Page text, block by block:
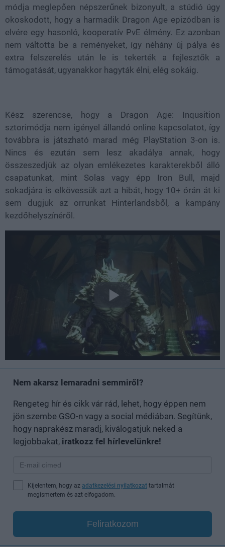
módja meglepően népszerűnek bizonyult, a stúdió úgy
okoskodott, hogy a harmadik Dragon Age epizódban is
elvére egy hasonló, kooperatív PvE élmény. Ez azonban
nem váltotta be a reményeket, így néhány új pálya és
extra felszerelés után le is tekerték a fejlesztők a
támogatását, ugyanakkor hagyták élni, elég sokáig.
Kész szerencse, hogy a Dragon Age: Inqusition
sztorimódja nem igényel állandó online kapcsolatot, így
továbbra is játszható marad még PlayStation 3-on is.
Nincs és ezután sem lesz akadálya annak, hogy
összeszedjük az olyan emlékezetes karakterekből álló
csapatunkat, mint Solas vagy épp Iron Bull, majd
sokadjára is elkövessük azt a hibát, hogy 10+ órán át ki
sem dugjuk az orrunkat Hinterlandsből, a kampány
kezdőhelyszínéről.
Nem akarsz lemaradni semmiről?
Rengeteg hír és cikk vár rád, lehet, hogy éppen nem
jön szembe GSO-n vagy a social médiában. Segítünk,
hogy naprakész maradj, kiválogatjuk neked a
legjobbakat, iratkozz fel hírlevelünkre!
Kijelentem, hogy az adatkezelési nyilatkozat tartalmát
megismertem és azt elfogadom.
Feliratkozom